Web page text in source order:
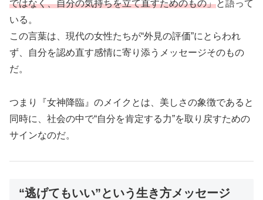
ではなく、自分の気持ちを立て直すためのもの」と語って
いる。
この言葉は、現代の女性たちが“外見の評価”にとらわれ
ず、自分を認め直す感情に寄り添うメッセージそのもの
だ。
つまり『女神降臨』のメイクとは、美しさの象徴であると
同時に、社会の中で“自分を肯定する力”を取り戻すための
サインなのだ。
“逃げてもいい”という生き方メッセージ